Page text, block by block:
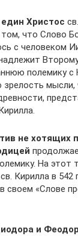
Христос
том, что Слово
с человеком
полемику с
мысли,
не хотящих
На этот
Кирилла в 542
своем «Слове
и